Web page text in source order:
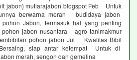
jabon) mutiarajabon blogspot Feb Untuk
berwarna merah budidaya jabon
Jabon, termasuk hal yang penting
pohon jabon nusantara agro tanimakmur
pohon jabon Jul Kwalitas Bibit
siap antar ketempat Untuk di
merah, sengon dan gemelina